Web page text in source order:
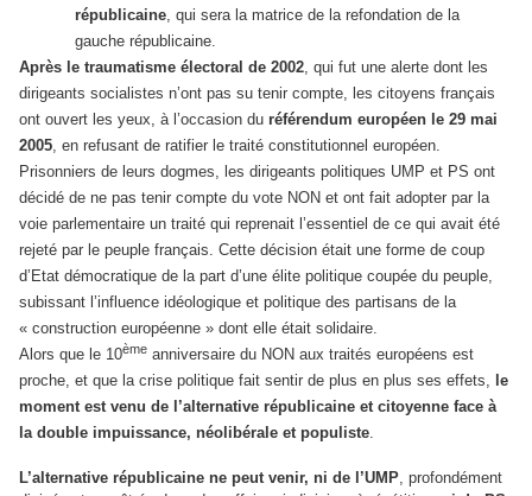
républicaine, qui sera la matrice de la refondation de la
gauche républicaine.
Après le traumatisme électoral de 2002, qui fut une alerte dont les
dirigeants socialistes n’ont pas su tenir compte, les citoyens français
ont ouvert les yeux, à l’occasion du référendum européen le 29 mai
2005, en refusant de ratifier le traité constitutionnel européen.
Prisonniers de leurs dogmes, les dirigeants politiques UMP et PS ont
décidé de ne pas tenir compte du vote NON et ont fait adopter par la
voie parlementaire un traité qui reprenait l’essentiel de ce qui avait été
rejeté par le peuple français. Cette décision était une forme de coup
d’Etat démocratique de la part d’une élite politique coupée du peuple,
subissant l’influence idéologique et politique des partisans de la
« construction européenne » dont elle était solidaire.
Alors que le 10ème anniversaire du NON aux traités européens est
proche, et que la crise politique fait sentir de plus en plus ses effets, le
moment est venu de l’alternative républicaine et citoyenne face à
la double impuissance, néolibérale et populiste.
L’alternative républicaine ne peut venir, ni de l’UMP, profondément